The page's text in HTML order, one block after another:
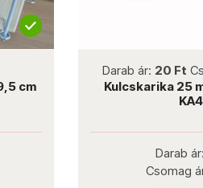
Darab ár:20 Ft
Kulcskarika 25 mm
Darab ár:20 Ft
Csomag ár:180